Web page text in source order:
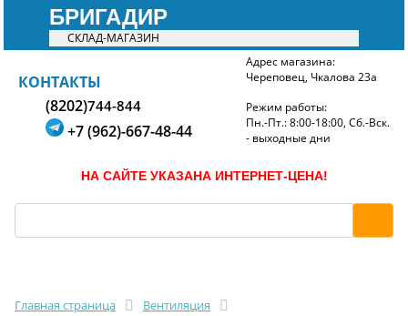
БРИГАДИР
СКЛАД-МАГАЗИН
БРИГАДИР
КОНТАКТЫ
(8202)744-844
+7 (962)-667-48-44
Адрес магазина:
Череповец, Чкалова 23а
Режим работы:
Пн.-Пт.: 8:00-18:00, Сб.-Вск.
- выходные дни
НА САЙТЕ УКАЗАНА ИНТЕРНЕТ-ЦЕНА!
Главная страница
Вентиляция